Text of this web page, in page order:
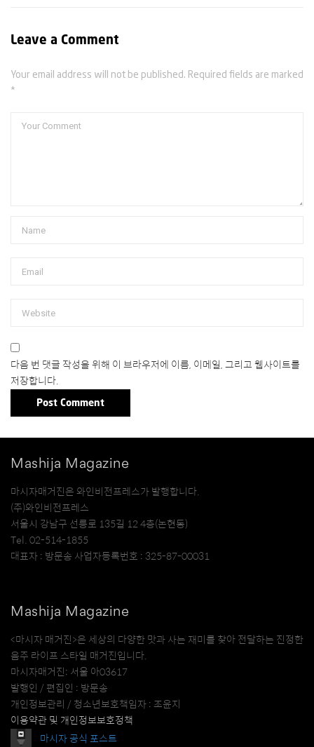
Leave a Comment
Your email address will not be published. Required fields are marked
*
다음 번 댓글 작성을 위해 이 브라우저에 이름, 이메일, 그리고 웹사이트를
저장합니다.
Mashija Magazine
마시자매거진은 와인비전프레스가 발행합니다.
(주)와인비전프레스
서울시 강남구 선릉로 135길 12 4층(논현동)
Tel. 02-514-1855
대표자 : 방문송 사업자등록번호 : 325-87-00031
Mashija Magazine
<마시자 매거진>은 세상의 다양한 맛과 사는 재미를 찾아 전달하는 진정한
음주 라이프 스타일 매거진입니다.
마시자매거진: 서울 아03617
발행인 / 편집인 : 방문송
개인정보관리 / 청소년보호책임자 : 조윤지
이용약관 및 개인정보보호정책
마시자 공식 포스트